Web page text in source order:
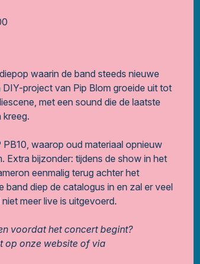
waarin de band steeds nieuwe
project van Pip Blom groeide uit tot
met een sound die de laatste
kreeg.
waarop oud materiaal opnieuw
Extra bijzonder: tijdens de show in het
eenmalig terug achter het
band diep de catalogus in en zal er veel
meer live is uitgevoerd.
voordat het concert begint?
op onze website of via